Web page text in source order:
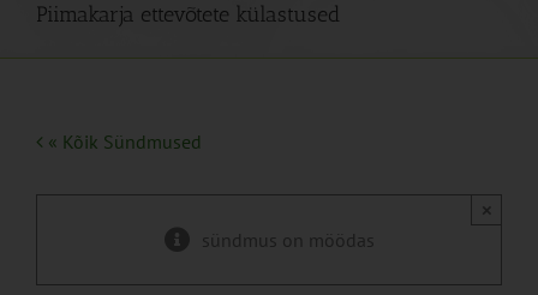
Piimakarja ettevõtete külastused
« Kõik Sündmused
sündmus on möödas
×